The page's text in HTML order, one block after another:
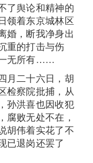
了舆论和精神的
领着东京城林区
婚，断我净身出
重的打击与伤
无所有……
月二十六日，胡
检察院批捕，从
孙洪喜也因收犯
腐败无处不在，
胡伟着实花了不
已退岗还罢了